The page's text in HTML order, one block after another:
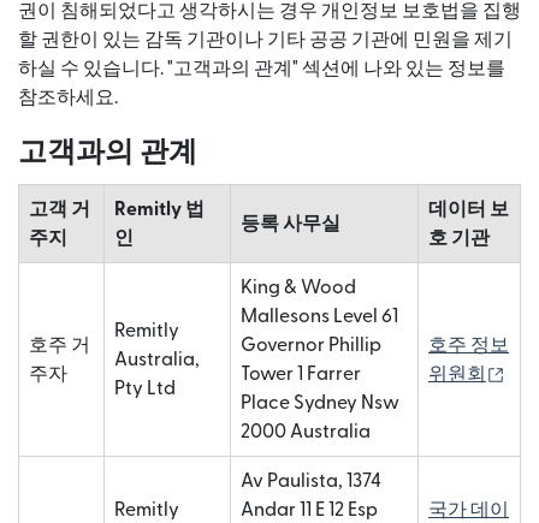
권이 침해되었다고 생각하시는 경우 개인정보 보호법을 집행
할 권한이 있는 감독 기관이나 기타 공공 기관에 민원을 제기
하실 수 있습니다. "고객과의 관계" 섹션에 나와 있는 정보를
참조하세요.
고객과의 관계
고객 거
주지
Remitly 법
인
등록 사무실
데이터 보
호 기관
호주 거
주자
Remitly
Australia,
Pty Ltd
King & Wood
Mallesons Level 61
Governor Phillip
Tower 1 Farrer
Place Sydney Nsw
2000 Australia
호주 정보
위원회
Remitly
Av Paulista, 1374
Andar 11 E 12 Esp
국가 데이